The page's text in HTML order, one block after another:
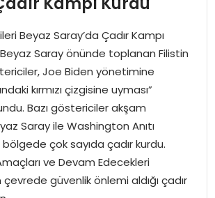
Beyaz Saray’da Çadır Kampı
Saray önünde toplanan Filistin
Joe Biden yönetimine
kırmızı çizgisine uyması”
Bazı göstericiler akşam
Saray ile Washington Anıtı
çok sayıda çadır kurdu.
ve Devam Edecekleri
çevrede güvenlik önlemi aldığı çadır